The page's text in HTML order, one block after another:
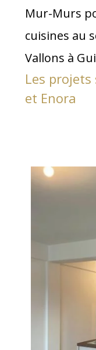
Mur-Murs
cuisines au
Vallons à
Les
et Enora